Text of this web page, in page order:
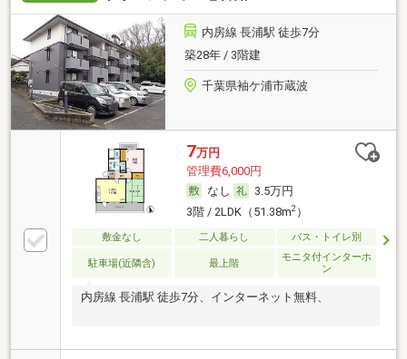
内房線 長浦駅 徒歩7分
築28年 / 3階建
千葉県袖ケ浦市蔵波
7万円
管理費6,000円
なし
3.5万円
3階 / 2LDK（51.38m2）
敷金なし 二人暮らし バス・トイレ別
駐車場(近隣含) 最上階
モニタ付インターホ
ン
内房線 長浦駅 徒歩7分、インターネット無料、